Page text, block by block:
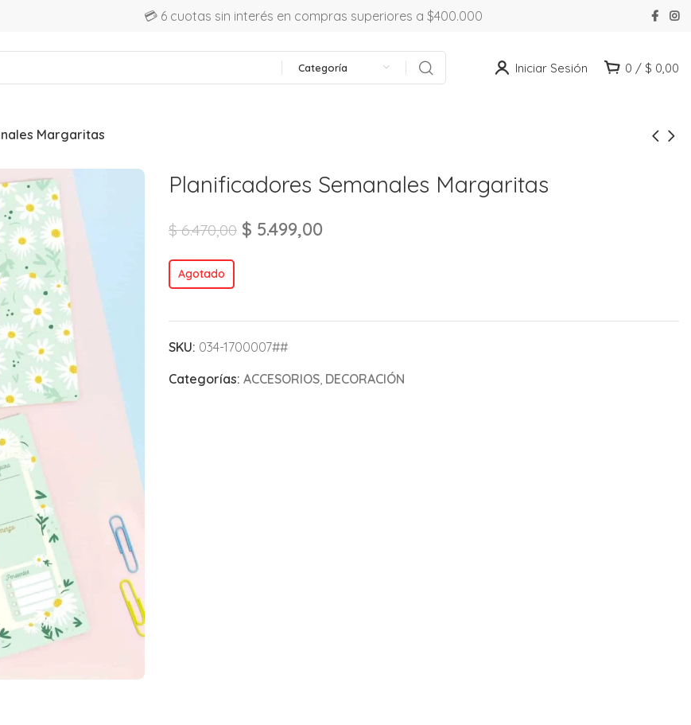
💳 6 cuotas sin interés en compras superiores a $400.000
Categoría Iniciar Sesión 0 / $ 0,00
Margaritas
Planificadores Semanales Margaritas
$6.470,00 $ 5.499,00
Agotado
SKU: 034-1700007##
Categorías: ACCESORIOS DECORACIÓN